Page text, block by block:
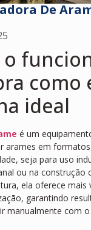
De
o
como
ideal
é um
arames em
seja para uso
ou na construção
ela oferece mais
garantindo
manualmente com